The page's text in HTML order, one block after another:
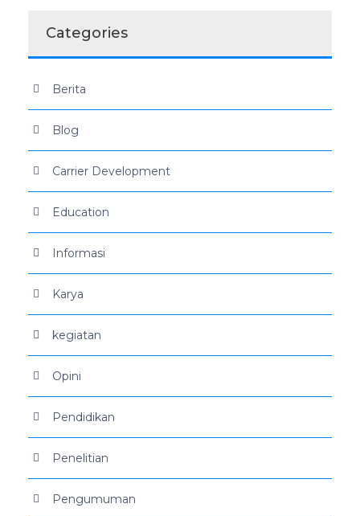
Categories
Berita
Blog
Carrier Development
Education
Informasi
Karya
kegiatan
Opini
Pendidikan
Penelitian
Pengumuman